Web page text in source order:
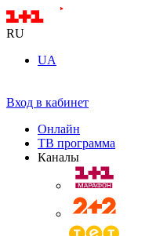
RU
UA
Вход в кабинет
Онлайн
ТВ программа
Каналы